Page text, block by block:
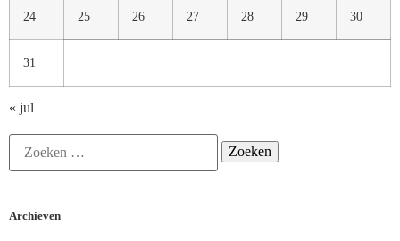
24 25 26 27 28 29 30
31
« jul
Archieven